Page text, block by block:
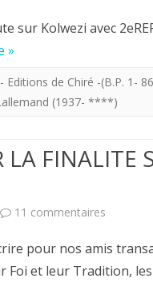
votre
mystère
la
Charte
nous
évangélise
à
Kolwezi avec
»
Editions de Chiré -(B.P. 1-
(1937- ****)
FINALITE
11 commentaires
Volto.
pour nos amis
Foi et leur Tradition,